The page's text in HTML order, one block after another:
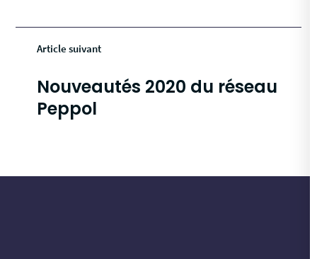
Article suivant
Nouveautés 2020 du réseau
Peppol